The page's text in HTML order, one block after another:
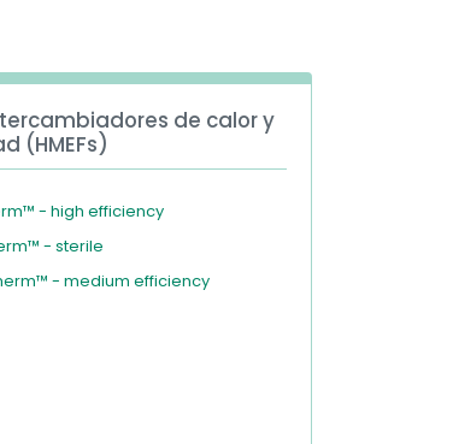
de calor y
(HMEFs)
- high efficiency
- sterile
- medium efficiency